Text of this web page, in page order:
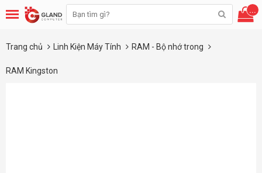
...
Trang chủ Linh Kiện Máy Tính RAM - Bộ nhớ trong
RAM Kingston